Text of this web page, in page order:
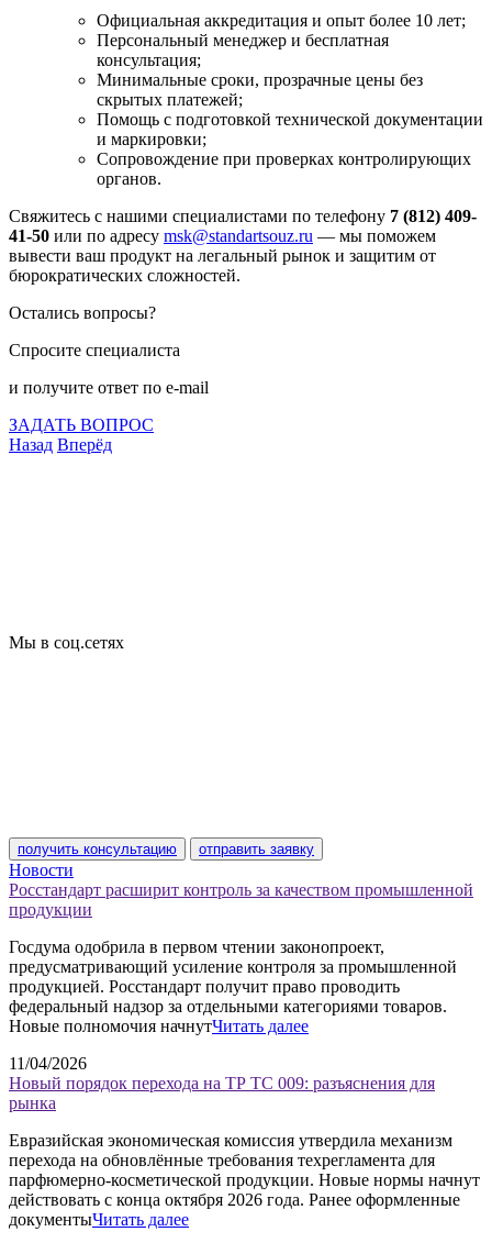
Официальная аккредитация и опыт более 10 лет;
Персональный менеджер и бесплатная
консультация;
Минимальные сроки, прозрачные цены без
скрытых платежей;
Помощь с подготовкой технической документации
и маркировки;
Сопровождение при проверках контролирующих
органов.
Свяжитесь с нашими специалистами по телефону 7 (812) 409-
41-50 или по адресу msk@standartsouz.ru — мы поможем
вывести ваш продукт на легальный рынок и защитим от
бюрократических сложностей.
Остались вопросы?
Спросите специалиста
и получите ответ по e-mail
ЗАДАТЬ ВОПРОС
Назад Вперёд
Мы в соц.сетях
получить консультацию отправить заявку
Новости
Росстандарт расширит контроль за качеством промышленной
продукции
Госдума одобрила в первом чтении законопроект,
предусматривающий усиление контроля за промышленной
продукцией. Росстандарт получит право проводить
федеральный надзор за отдельными категориями товаров.
Новые полномочия начнутЧитать далее
11/04/2026
Новый порядок перехода на ТР ТС 009: разъяснения для
рынка
Евразийская экономическая комиссия утвердила механизм
перехода на обновлённые требования техрегламента для
парфюмерно-косметической продукции. Новые нормы начнут
действовать с конца октября 2026 года. Ранее оформленные
документыЧитать далее